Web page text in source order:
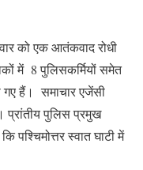
को एक आतंकवाद रोधी
में 8 पुलिसकर्मियों समेत
गए हैं। समाचार एजेंसी
प्रांतीय पुलिस प्रमुख
पश्चिमोत्तर स्वात घाटी में